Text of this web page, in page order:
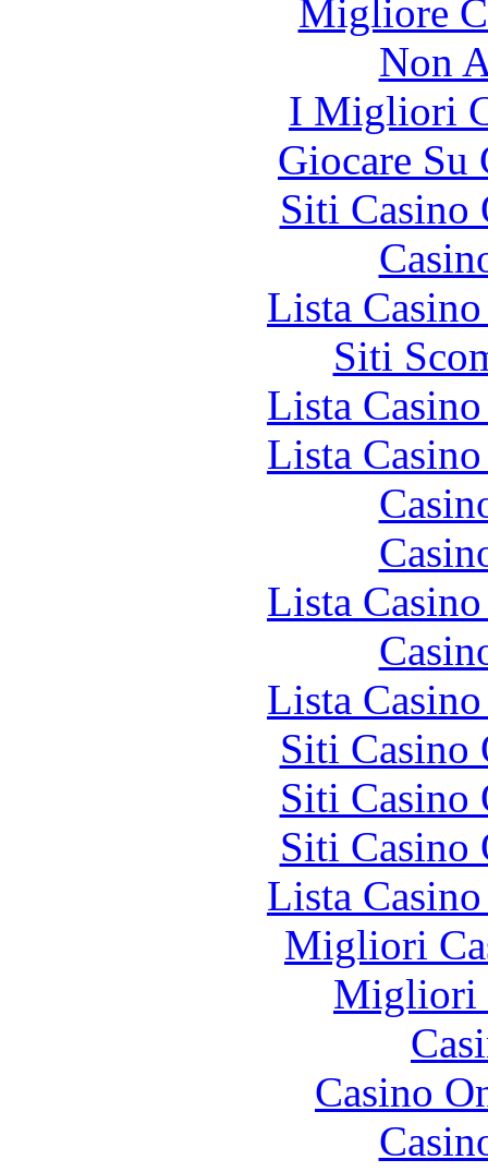
Migliore
Non
I Migliori
Giocare Su
Siti Casino
Lista
Siti
Lista
Lista
Lista
Lista
Siti Casino
Siti Casino
Siti Casino
Lista
Migliori
Migliori
Casino